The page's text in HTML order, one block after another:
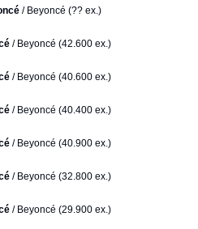
/ Beyoncé (?? ex.)
/ Beyoncé (42.600 ex.)
/ Beyoncé (40.600 ex.)
/ Beyoncé (40.400 ex.)
/ Beyoncé (40.900 ex.)
/ Beyoncé (32.800 ex.)
/ Beyoncé (29.900 ex.)